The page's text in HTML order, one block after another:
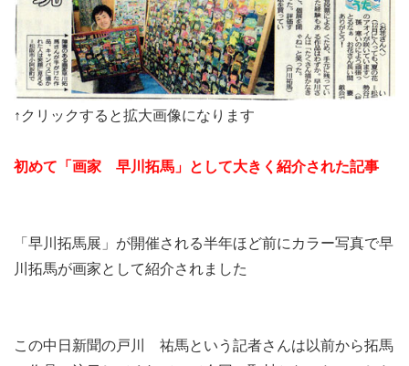
↑クリックすると拡大画像になります
初めて「画家 早川拓馬」として大きく紹介された記事
「早川拓馬展」が開催される半年ほど前にカラー写真で早
川拓馬が画家として紹介されました
この中日新聞の戸川 祐馬という記者さんは以前から拓馬